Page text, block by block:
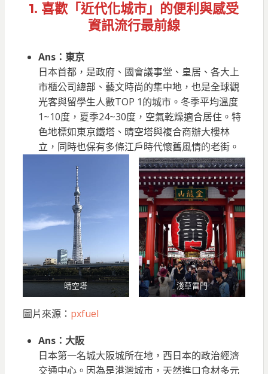
1. 喜歡「近代化城市」的便利與感受
資訊流行最前線
Ans：東京
日本首都，是政府、國會議事堂、皇居、各大上
市櫃公司總部、藝文時尚的集中地，也是全球觀
光客與留學生人數TOP 1的城市。冬季平均溫度
1~10度，夏季24~30度，空氣乾燥適合居住。特
色地標如東京鐵塔、晴空塔與複合商辦大樓林
立，同時也保有多條江戶時代懷舊風情的老街。
晴空塔 淺草雷門
圖片來源： pxfuel
Ans：大阪
日本第一名城大阪城所在地，西日本的政治經濟
交通中心。因為是港灣城市，天然進口食材多元